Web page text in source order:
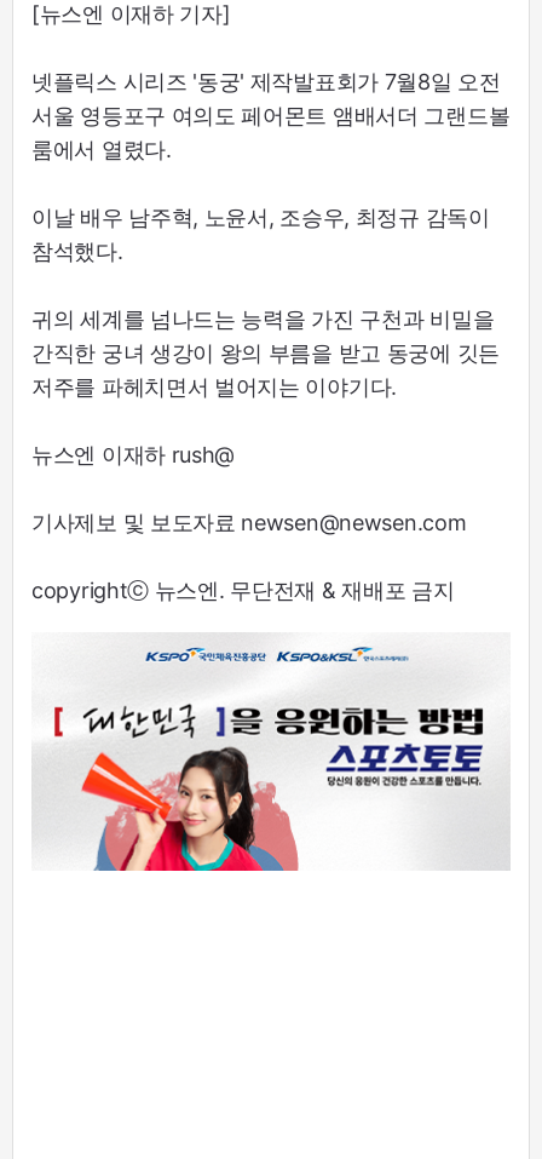
[뉴스엔 이재하 기자]
넷플릭스 시리즈 '동궁' 제작발표회가 7월8일 오전
서울 영등포구 여의도 페어몬트 앰배서더 그랜드볼
룸에서 열렸다.
이날 배우 남주혁, 노윤서, 조승우, 최정규 감독이
참석했다.
귀의 세계를 넘나드는 능력을 가진 구천과 비밀을
간직한 궁녀 생강이 왕의 부름을 받고 동궁에 깃든
저주를 파헤치면서 벌어지는 이야기다.
뉴스엔 이재하 rush@
기사제보 및 보도자료 newsen@newsen.com
copyrightⓒ 뉴스엔. 무단전재 & 재배포 금지